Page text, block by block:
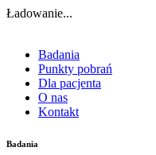
Ładowanie...
Badania
Punkty pobrań
Dla pacjenta
O nas
Kontakt
Badania